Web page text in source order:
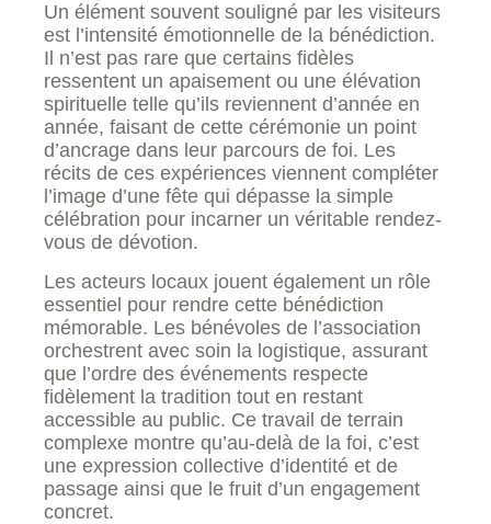
Un élément souvent souligné par les visiteurs
est l’intensité émotionnelle de la bénédiction.
Il n’est pas rare que certains fidèles
ressentent un apaisement ou une élévation
spirituelle telle qu’ils reviennent d’année en
année, faisant de cette cérémonie un point
d’ancrage dans leur parcours de foi. Les
récits de ces expériences viennent compléter
l’image d’une fête qui dépasse la simple
célébration pour incarner un véritable rendez-
vous de dévotion.
Les acteurs locaux jouent également un rôle
essentiel pour rendre cette bénédiction
mémorable. Les bénévoles de l’association
orchestrent avec soin la logistique, assurant
que l’ordre des événements respecte
fidèlement la tradition tout en restant
accessible au public. Ce travail de terrain
complexe montre qu’au-delà de la foi, c’est
une expression collective d’identité et de
passage ainsi que le fruit d’un engagement
concret.